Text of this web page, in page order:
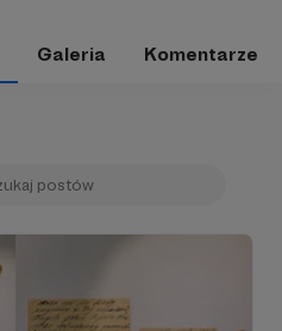
Galeria Komentarze